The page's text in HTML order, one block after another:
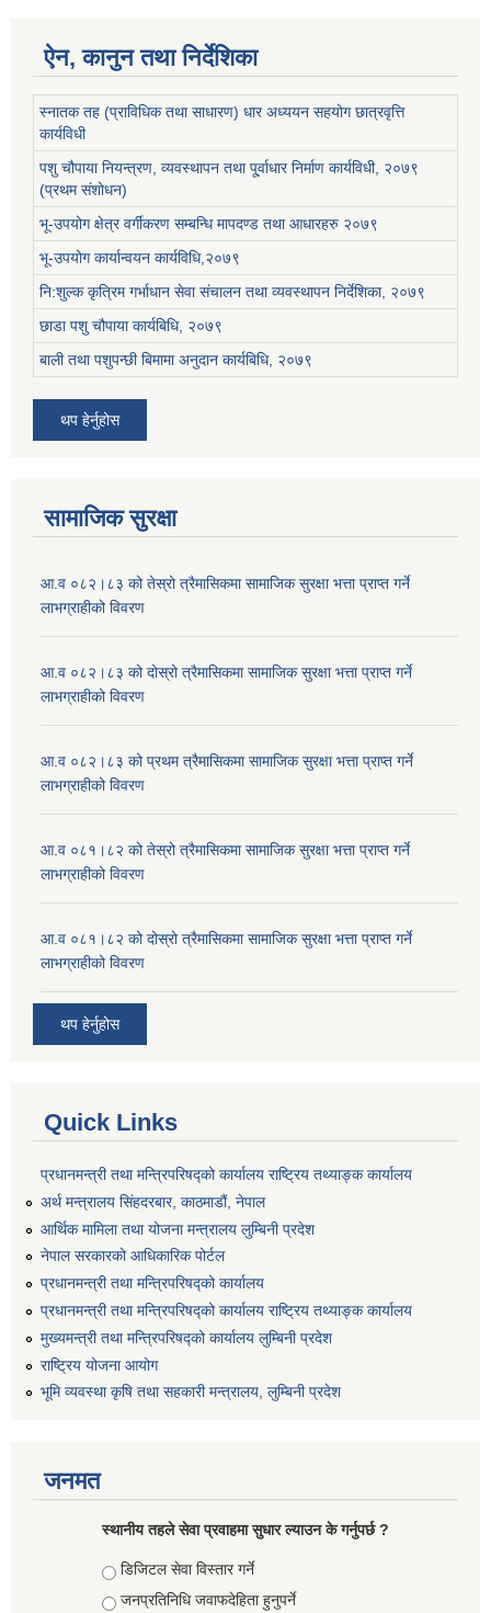
ऐन, कानुन तथा निर्देशिका
स्नातक तह (प्राविधिक तथा साधारण) धार अध्ययन सहयोग छात्रवृत्ति
कार्यविधी
पशु चौपाया नियन्त्रण, व्यवस्थापन तथा पू्र्वाधार निर्माण कार्यविधी, २०७९
(प्रथम संशोधन)
भू-उपयोग क्षेत्र वर्गीकरण सम्बन्धि मापदण्ड तथा आधारहरु २०७९
भू-उपयोग कार्यान्वयन कार्यविधि,२०७९
नि:शुल्क कृत्रिम गर्भाधान सेवा संचालन तथा व्यवस्थापन निर्देशिका, २०७९
छाडा पशु चौपाया कार्यबिधि, २०७९
बाली तथा पशुपन्छी बिमामा अनुदान कार्यबिधि, २०७९
थप हेर्नुहोस
सामाजिक सुरक्षा
आ.व ०८२।८३ को तेस्रो त्रैमासिकमा सामाजिक सुरक्षा भत्ता प्राप्त गर्ने
लाभग्राहीको विवरण
आ.व ०८२।८३ को दोस्रो त्रैमासिकमा सामाजिक सुरक्षा भत्ता प्राप्त गर्ने
लाभग्राहीको विवरण
आ.व ०८२।८३ को प्रथम त्रैमासिकमा सामाजिक सुरक्षा भत्ता प्राप्त गर्ने
लाभग्राहीको विवरण
आ.व ०८१।८२ को तेस्रो त्रैमासिकमा सामाजिक सुरक्षा भत्ता प्राप्त गर्ने
लाभग्राहीको विवरण
आ.व ०८१।८२ को दोस्रो त्रैमासिकमा सामाजिक सुरक्षा भत्ता प्राप्त गर्ने
लाभग्राहीको विवरण
थप हेर्नुहोस
Quick Links
प्रधानमन्त्री तथा मन्त्रिपरिषद्को कार्यालय राष्ट्रिय तथ्याङ्क कार्यालय
अर्थ मन्त्रालय सिंहदरबार, काठमाडौं, नेपाल
आर्थिक मामिला तथा योजना मन्त्रालय लुम्बिनी प्रदेश
नेपाल सरकारको आधिकारिक पोर्टल
प्रधानमन्त्री तथा मन्त्रिपरिषद्को कार्यालय
प्रधानमन्त्री तथा मन्त्रिपरिषद्को कार्यालय राष्ट्रिय तथ्याङ्क कार्यालय
मुख्यमन्त्री तथा मन्त्रिपरिषद्को कार्यालय लुम्बिनी प्रदेश
राष्ट्रिय योजना आयोग
भूमि व्यवस्था कृषि तथा सहकारी मन्त्रालय, लुम्बिनी प्रदेश
जनमत
स्थानीय तहले सेवा प्रवाहमा सुधार ल्याउन के गर्नुपर्छ ?
Choices
डिजिटल सेवा विस्तार गर्ने
जनप्रतिनिधि जवाफदेहिता हुनुपर्ने